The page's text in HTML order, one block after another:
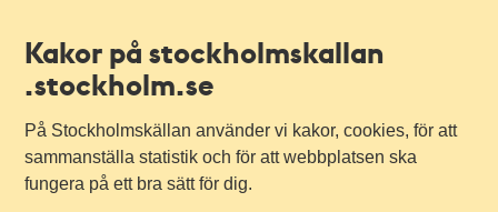
Kakor på stockholmskallan
.stockholm.se
På Stockholmskällan använder vi kakor, cookies, för att
sammanställa statistik och för att webbplatsen ska
fungera på ett bra sätt för dig.